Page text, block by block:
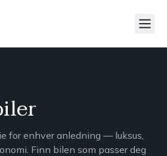
for enhver anledning — luksus,
Finn bilen som passer deg